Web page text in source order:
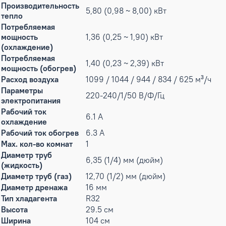
Производительность
тепло
5,80 (0,98 ~ 8,00) кВт
Потребляемая
мощность
(охлаждение)
1,36 (0,25 ~ 1,90) кВт
Потребляемая
мощность (обогрев)
1,40 (0,23 ~ 2,39) кВт
Расход воздуха
1099 / 1044 / 944 / 834 / 625 м³/ч
Параметры
электропитания
220-240/1/50 В/Ф/Гц
Рабочий ток
охлаждение
6.1 А
Рабочий ток обогрев
6.3 А
Max. кол-во комнат
1
Диаметр труб
(жидкость)
6,35 (1/4) мм (дюйм)
Диаметр труб (газ)
12,70 (1/2) мм (дюйм)
Диаметр дренажа
16 мм
Тип хладагента
R32
Высота
29.5 см
Ширина
104 см